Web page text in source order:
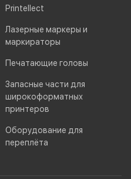
Printellect
Лазерные маркеры и
маркираторы
Печатающие головы
Запасные части для
широкоформатных
принтеров
Оборудование для
переплёта